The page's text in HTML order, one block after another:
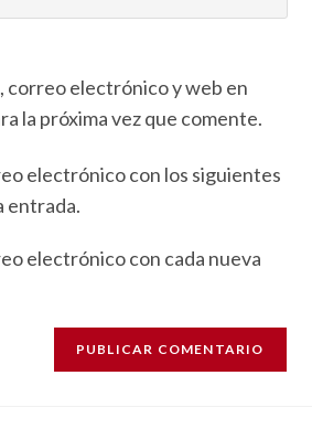
correo electrónico y web en
la próxima vez que comente.
electrónico con los siguientes
entrada.
electrónico con cada nueva